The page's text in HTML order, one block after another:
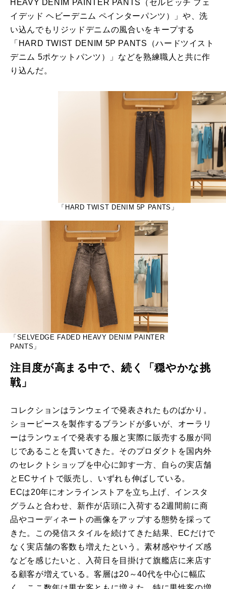
HEAVY DENIM PAINTER PANTS（セルビッチ フェ
イデッド ヘビーデニム ペインターパンツ）」や、洗
い込んでもリジッドデニムの風合いをキープする
「HARD TWIST DENIM 5P PANTS（ハードツイスト
デニム 5ポケットパンツ）」などを熟練職人と共に作
り込んだ。
「HARD TWIST DENIM 5P PANTS」
「SELVEDGE FADED HEAVY DENIM PAINTER
PANTS」
注目度が高まる中で、続く「穏やかな挑
戦」
コレクションはランウェイで発表されたものばかり。
ショーピースを製作するブランドが多いが、オーラリ
ーはランウェイで発表する服と実際に販売する服が同
じであることを貫いてきた。そのプロダクトを国内外
のセレクトショップを中心に卸す一方、自らの実店舗
とECサイトで販売し、いずれも伸ばしている。
ECは20年にオンラインストアを立ち上げ、インスタ
グラムと合わせ、新作が店頭に入荷する2週間前に商
品やコーディネートの画像をアップする態勢を採って
きた。この発信スタイルを続けてきた結果、ECだけで
なく実店舗の客数も増えたという。素材感やサイズ感
などを感じたいと、入荷日を目掛けて旗艦店に来店す
る顧客が増えている。客層は20～40代を中心に幅広